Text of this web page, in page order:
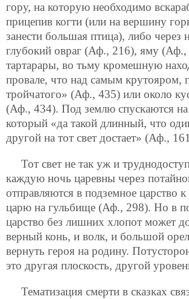
гору, на которую необходимо
прицепив когти (или на вершину
занести большая птица), либо
глубокий овраг (Аф., 216), яму (Аф.,
тартарары, во тьму кромешную
провале, что над самым крутояром,
тройчатого» (Аф., 435) или около
(Аф., 434). Под землю спускаются на
который «да такой длинный, что
другой на тот свет достает» (Аф.,
Тот свет не так уж и
каждую ночь царевны через
отправляются в подземное царство
царю на гульбище (Аф., 298). Но в
царство без лишних хлопот может
верный конь, и волк, и большой
вернуть героя на родину.
это другая плоскость, другой
Тематизация смерти в сказках